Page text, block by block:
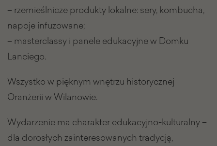
– rzemieślnicze produkty lokalne: sery, kombucha,
napoje infuzowane;
– masterclassy i panele edukacyjne w Domku
Lanciego.
Wszystko w pięknym wnętrzu historycznej
Oranżerii w Wilanowie.
Wydarzenie ma charakter edukacyjno-kulturalny –
dla dorosłych zainteresowanych tradycją,